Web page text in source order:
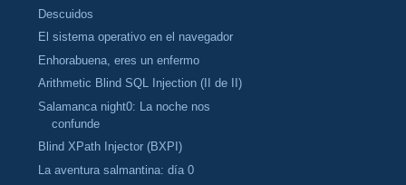
Descuidos
El sistema operativo en el navegador
Enhorabuena, eres un enfermo
Arithmetic Blind SQL Injection (II de II)
Salamanca night0: La noche nos
confunde
Blind XPath Injector (BXPI)
La aventura salmantina: día 0